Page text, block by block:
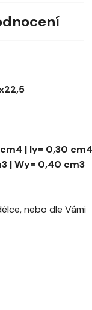
| Iy= 0,30 cm4
| Wy= 0,40 cm3
nebo dle Vámi